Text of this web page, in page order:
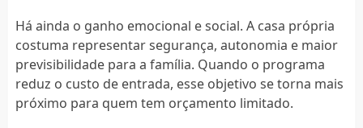
Há ainda o ganho emocional e social. A casa própria
costuma representar segurança, autonomia e maior
previsibilidade para a família. Quando o programa
reduz o custo de entrada, esse objetivo se torna mais
próximo para quem tem orçamento limitado.